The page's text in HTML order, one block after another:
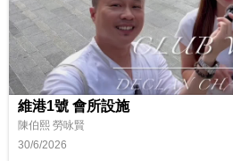
維港1號 會所設施
陳伯熙 勞咏賢
30/6/2026